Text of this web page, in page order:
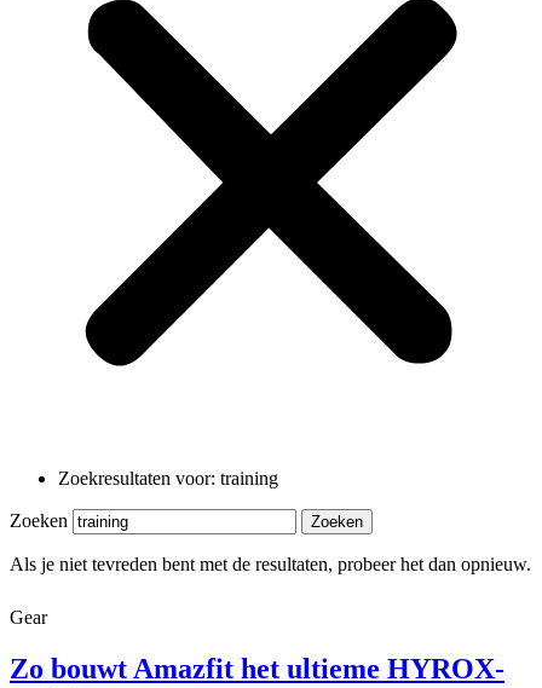
Zoekresultaten voor: training
Zoeken Zoeken
Als je niet tevreden bent met de resultaten, probeer het dan opnieuw.
Gear
Zo bouwt Amazfit het ultieme HYROX-